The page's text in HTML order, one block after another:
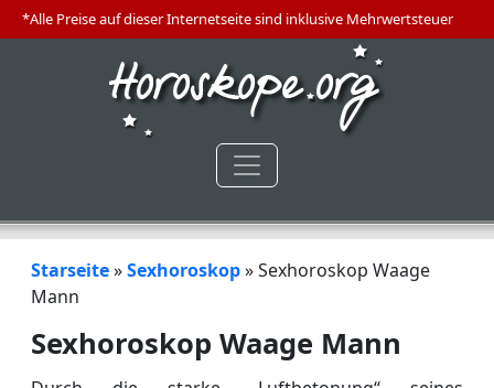
*Alle Preise auf dieser Internetseite sind inklusive Mehrwertsteuer
Starseite»Sexhoroskop»Sexhoroskop Waage
Mann
Sexhoroskop Waage Mann